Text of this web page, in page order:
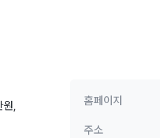
원,
홈페이지
주소